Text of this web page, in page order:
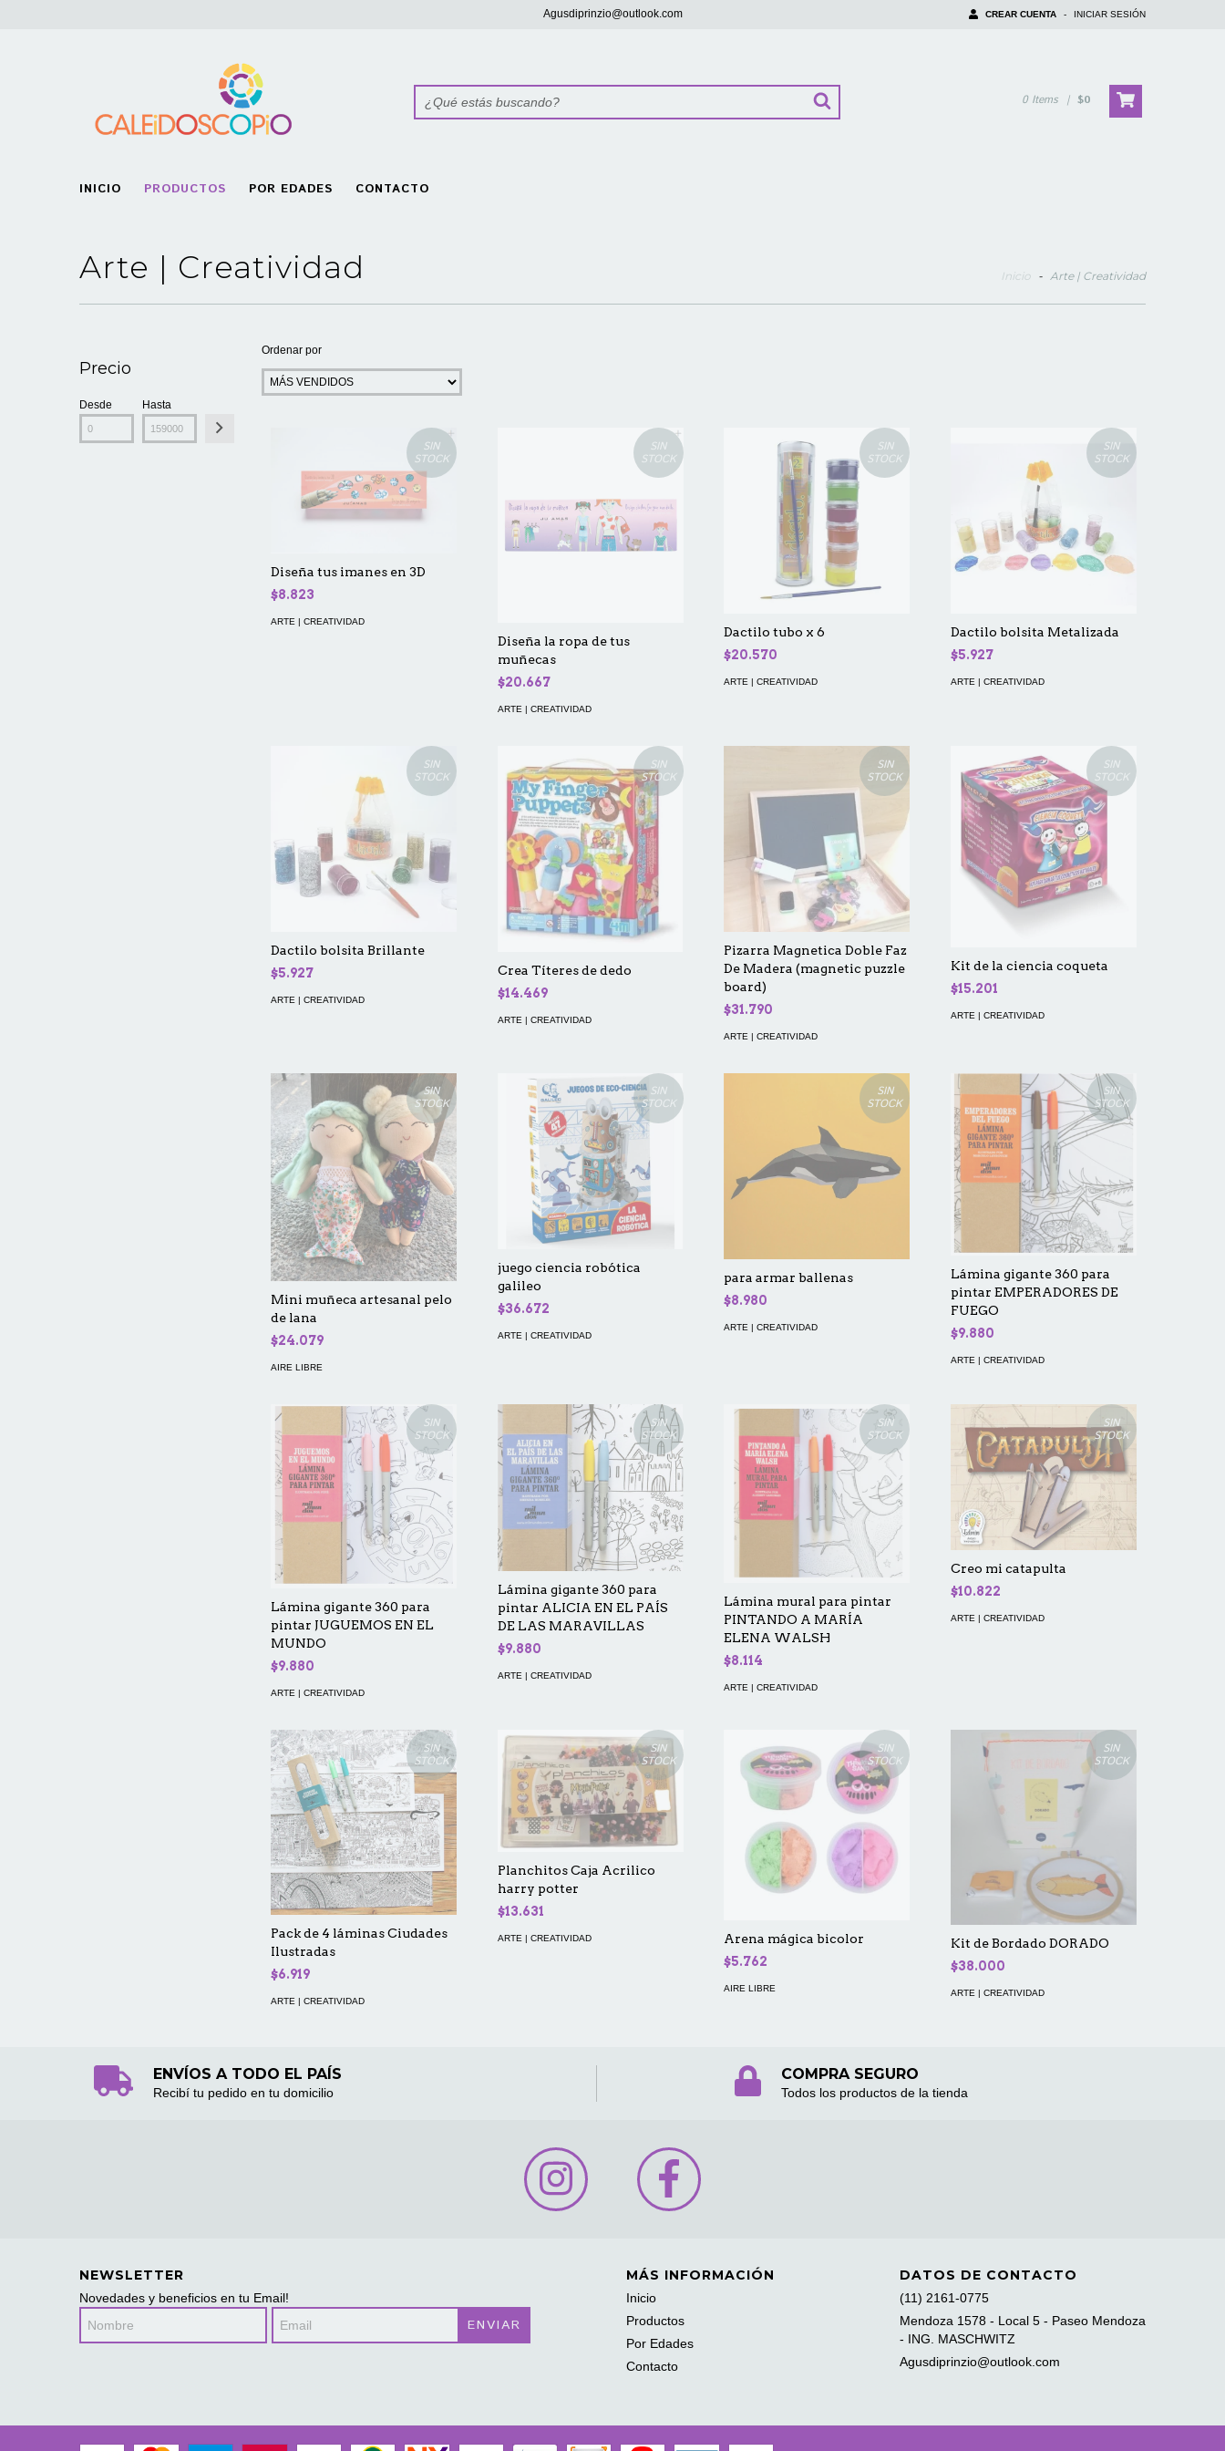
Agusdiprinzio@outlook.com CREAR CUENTA - INICIAR SESIÓN
0 Items | $0
INICIO PRODUCTOS POR EDADES CONTACTO
Arte | Creatividad Inicio - Arte | Creatividad
Precio
Desde Hasta
Ordenar por
SIN
STOCK
Diseña tus imanes en 3D
$8.823
ARTE | CREATIVIDAD
SIN
STOCK
Diseña la ropa de tus
muñecas
$20.667
ARTE | CREATIVIDAD
SIN
STOCK
Dactilo tubo x 6
$20.570
ARTE | CREATIVIDAD
SIN
STOCK
Dactilo bolsita Metalizada
$5.927
ARTE | CREATIVIDAD
SIN
STOCK
Dactilo bolsita Brillante
$5.927
ARTE | CREATIVIDAD
SIN
STOCK
Crea Títeres de dedo
$14.469
ARTE | CREATIVIDAD
SIN
STOCK
Pizarra Magnetica Doble Faz
De Madera (magnetic puzzle
board)
$31.790
ARTE | CREATIVIDAD
SIN
STOCK
Kit de la ciencia coqueta
$15.201
ARTE | CREATIVIDAD
SIN
STOCK
Mini muñeca artesanal pelo
de lana
$24.079
AIRE LIBRE
SIN
STOCK
juego ciencia robótica
galileo
$36.672
ARTE | CREATIVIDAD
SIN
STOCK
para armar ballenas
$8.980
ARTE | CREATIVIDAD
SIN
STOCK
Lámina gigante 360 para
pintar EMPERADORES DE
FUEGO
$9.880
ARTE | CREATIVIDAD
SIN
STOCK
Lámina gigante 360 para
pintar JUGUEMOS EN EL
MUNDO
$9.880
ARTE | CREATIVIDAD
SIN
STOCK
Lámina gigante 360 para
pintar ALICIA EN EL PAÍS
DE LAS MARAVILLAS
$9.880
ARTE | CREATIVIDAD
SIN
STOCK
Lámina mural para pintar
PINTANDO A MARÍA
ELENA WALSH
$8.114
ARTE | CREATIVIDAD
SIN
STOCK
Creo mi catapulta
$10.822
ARTE | CREATIVIDAD
SIN
STOCK
Pack de 4 láminas Ciudades
Ilustradas
$6.919
ARTE | CREATIVIDAD
SIN
STOCK
Planchitos Caja Acrilico
harry potter
$13.631
ARTE | CREATIVIDAD
SIN
STOCK
Arena mágica bicolor
$5.762
AIRE LIBRE
SIN
STOCK
Kit de Bordado DORADO
$38.000
ARTE | CREATIVIDAD
ENVÍOS A TODO EL PAÍS
Recibí tu pedido en tu domicilio
COMPRA SEGURO
Todos los productos de la tienda
NEWSLETTER
Novedades y beneficios en tu Email!
MÁS INFORMACIÓN
Inicio
Productos
Por Edades
Contacto
DATOS DE CONTACTO
(11) 2161-0775
Mendoza 1578 - Local 5 - Paseo Mendoza
- ING. MASCHWITZ
Agusdiprinzio@outlook.com